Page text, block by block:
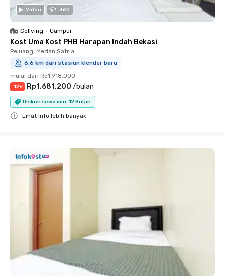
Video 360
Coliving • Campur
Kost Uma Kost PHB Harapan Indah Bekasi
Pejuang, Medan Satria
6.6 km dari stasiun klender baru
mulai dari Rp1.918.000
-12% Rp1.681.200 /bulan
Diskon sewa min. 12 Bulan
Lihat info lebih banyak